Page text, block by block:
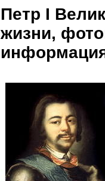
Петр I
жизни,